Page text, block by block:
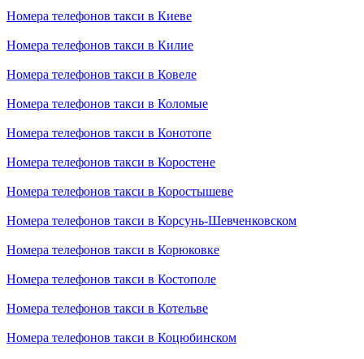
Номера телефонов такси в Киеве
Номера телефонов такси в Килие
Номера телефонов такси в Ковеле
Номера телефонов такси в Коломые
Номера телефонов такси в Конотопе
Номера телефонов такси в Коростене
Номера телефонов такси в Коростышеве
Номера телефонов такси в Корсунь-Шевченковском
Номера телефонов такси в Корюковке
Номера телефонов такси в Костополе
Номера телефонов такси в Котельве
Номера телефонов такси в Коцюбинском